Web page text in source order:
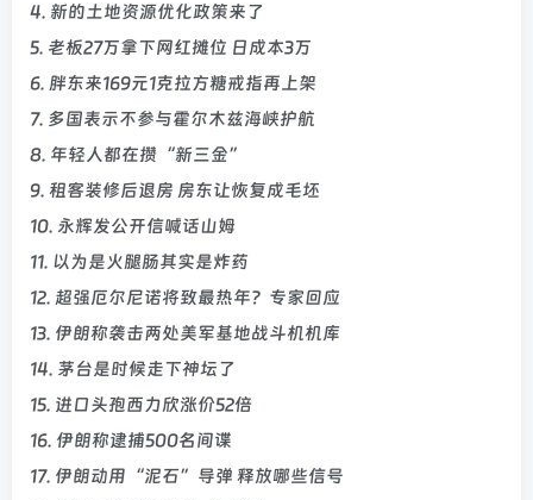
4. 新的土地资源优化政策来了
5. 老板27万拿下网红摊位 日成本3万
6. 胖东来169元1克拉方糖戒指再上架
7. 多国表示不参与霍尔木兹海峡护航
8. 年轻人都在攒“新三金”
9. 租客装修后退房 房东让恢复成毛坯
10. 永辉发公开信喊话山姆
11. 以为是火腿肠其实是炸药
12. 超强厄尔尼诺将致最热年？专家回应
13. 伊朗称袭击两处美军基地战斗机机库
14. 茅台是时候走下神坛了
15. 进口头孢西力欣涨价52倍
16. 伊朗称逮捕500名间谍
17. 伊朗动用“泥石”导弹 释放哪些信号